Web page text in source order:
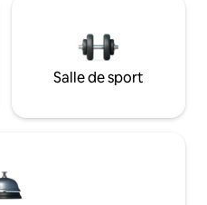
Salle de sport